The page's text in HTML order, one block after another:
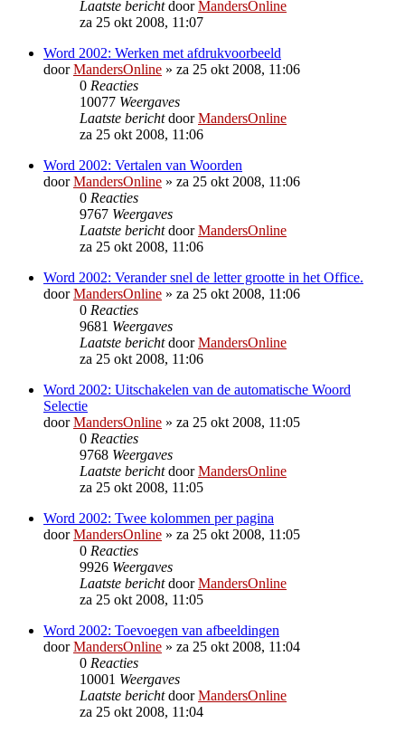
Laatste berichtdoorMandersOnline
za 25 okt 2008, 11:07
Word 2002: Werken met afdrukvoorbeeld
doorMandersOnline » za 25 okt 2008, 11:06
0 Reacties
10077 Weergaves
Laatste berichtdoorMandersOnline
za 25 okt 2008, 11:06
Word 2002: Vertalen van Woorden
doorMandersOnline » za 25 okt 2008, 11:06
0 Reacties
9767 Weergaves
Laatste berichtdoorMandersOnline
za 25 okt 2008, 11:06
Word 2002: Verander snel de letter grootte in het Office.
doorMandersOnline » za 25 okt 2008, 11:06
0 Reacties
9681 Weergaves
Laatste berichtdoorMandersOnline
za 25 okt 2008, 11:06
Word 2002: Uitschakelen van de automatische Woord
Selectie
doorMandersOnline » za 25 okt 2008, 11:05
0 Reacties
9768 Weergaves
Laatste berichtdoorMandersOnline
za 25 okt 2008, 11:05
Word 2002: Twee kolommen per pagina
doorMandersOnline » za 25 okt 2008, 11:05
0 Reacties
9926 Weergaves
Laatste berichtdoorMandersOnline
za 25 okt 2008, 11:05
Word 2002: Toevoegen van afbeeldingen
doorMandersOnline » za 25 okt 2008, 11:04
0 Reacties
10001 Weergaves
Laatste berichtdoorMandersOnline
za 25 okt 2008, 11:04